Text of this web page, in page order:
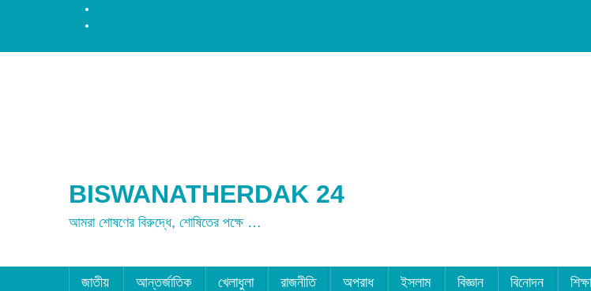
BISWANATHERDAK 24
আমরা শোষণের বিরুদ্ধে, শোষিতের পক্ষে …
জাতীয় আন্তর্জাতিক খেলাধুলা রাজনীতি অপরাধ ইসলাম বিজ্ঞান বিনোদন শিক্ষা